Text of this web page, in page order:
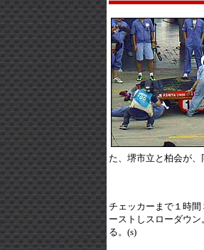
た、堺市立と柏会が、
チェッカーまで１時
ーストしスローダウ
る。(s)